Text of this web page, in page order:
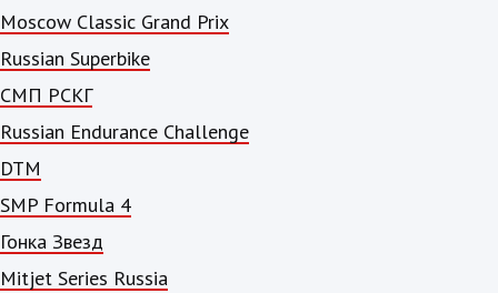
Moscow Classic Grand Prix
Russian Superbike
СМП РСКГ
Russian Endurance Challenge
DTM
SMP Formula 4
Гонка Звезд
Mitjet Series Russia